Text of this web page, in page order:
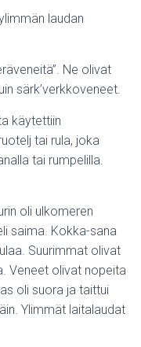
laudan
Ne olivat
särk’verkkoveneet.
käytettiin
tai rula, joka
tai rumpelilla.
oli ulkomeren
saima. Kokka-sana
Suurimmat olivat
Veneet olivat nopeita
oli suora ja taittui
Ylimmät laitalaudat